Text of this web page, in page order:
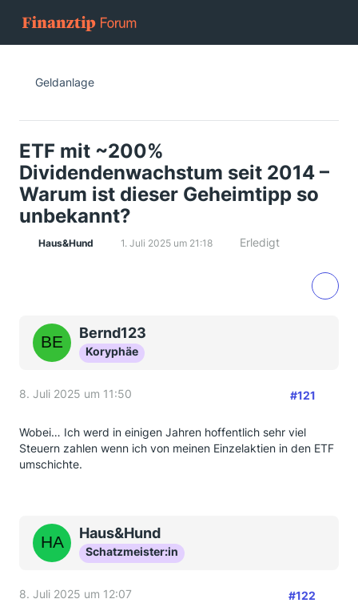
Geldanlage
ETF mit ~200%
Dividendenwachstum seit 2014 –
Warum ist dieser Geheimtipp so
unbekannt?
Haus&Hund 1. Juli 2025 um 21:18 Erledigt
Bernd123
Koryphäe
8. Juli 2025 um 11:50 #121
Wobei… Ich werd in einigen Jahren hoffentlich sehr viel
Steuern zahlen wenn ich von meinen Einzelaktien in den ETF
umschichte.
Haus&Hund
Schatzmeister:in
8. Juli 2025 um 12:07 #122